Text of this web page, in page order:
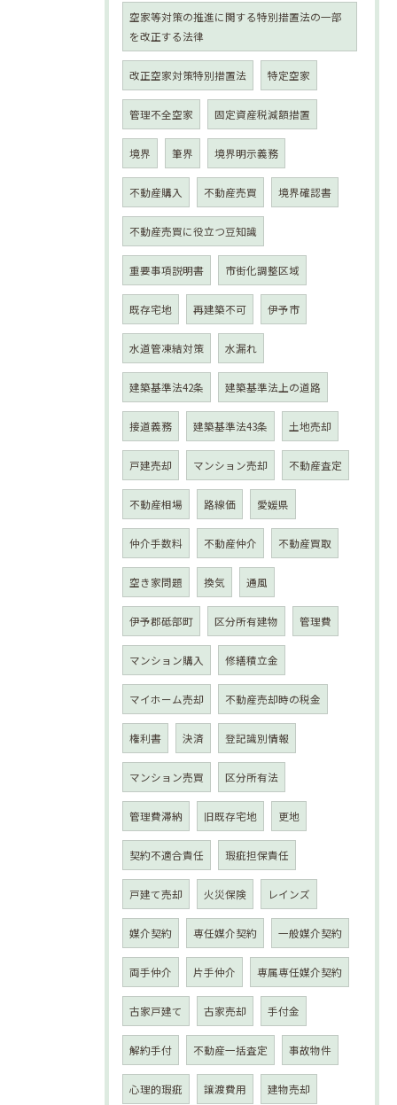
空家等対策の推進に関する特別措置法の一部
を改正する法律
改正空家対策特別措置法 特定空家
管理不全空家 固定資産税減額措置
境界 筆界 境界明示義務
不動産購入 不動産売買 境界確認書
不動産売買に役立つ豆知識
重要事項説明書 市街化調整区域
既存宅地 再建築不可 伊予市
水道管凍結対策 水漏れ
建築基準法42条 建築基準法上の道路
接道義務 建築基準法43条 土地売却
戸建売却 マンション売却 不動産査定
不動産相場 路線価 愛媛県
仲介手数料 不動産仲介 不動産買取
空き家問題 換気 通風
伊予郡砥部町 区分所有建物 管理費
マンション購入 修繕積立金
マイホーム売却 不動産売却時の税金
権利書 決済 登記識別情報
マンション売買 区分所有法
管理費滞納 旧既存宅地 更地
契約不適合責任 瑕疵担保責任
戸建て売却 火災保険 レインズ
媒介契約 専任媒介契約 一般媒介契約
両手仲介 片手仲介 専属専任媒介契約
古家戸建て 古家売却 手付金
解約手付 不動産一括査定 事故物件
心理的瑕疵 譲渡費用 建物売却